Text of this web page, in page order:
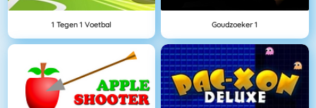
1 Tegen 1 Voetbal Goudzoeker 1